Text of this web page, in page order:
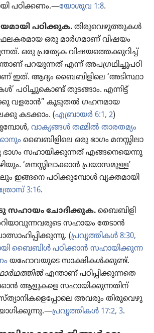
പഠിക്കണം.—യോശുവ 1:8.
പഠിക്കുക. തിരു​വെ​ഴു​ത്തു​കൾ
ഫലകര​മാ​യ ഒരു മാർഗ​മാണ്‌ വിഷയം
ഒരു പ്രത്യേക വിഷയ​ത്തെ​ക്കു​റിച്ച്‌
പറയു​ന്നത്‌ എന്ന്‌ അപഗ്ര​ഥി​ച്ചു​പ​ഠി​
ഇത്‌. ആദ്യം ബൈബി​ളി​ലെ ‘അടിസ്ഥാ​
പഠിച്ചു​കൊണ്ട്‌ തുടങ്ങാം. എന്നിട്ട്‌
വളരാൻ” കൂടുതൽ ഗഹനമായ
കടക്കാം. (എബ്രായർ 6:1, 2)
വാക്യങ്ങൾ തമ്മിൽ താരത​മ്യം
ബൈബി​ളി​ലെ ഒരു ഭാഗം മനസ്സി​ലാ​
ഭാഗം സഹായി​ക്കു​ന്നത്‌ എങ്ങനെ​യെ​ന്നു
‘മനസ്സി​ലാ​ക്കാൻ പ്രയാ​സ​മു​ള്ള’
ഇങ്ങനെ പഠിക്കു​മ്പോൾ വ്യക്തമാ​യി​
3:16.
സഹായം ചോദി​ക്കു​ക. ബൈബി​ളി​
സഹായം തേടാൻ
(പ്രവൃത്തികൾ 8:30,
ബൈബിൾ പഠിക്കാൻ സഹായി​ക്കു​ന്ന
യഹോ​വ​യു​ടെ സാക്ഷി​കൾക്കുണ്ട്‌.
എന്താണ്‌ പഠിപ്പി​ക്കു​ന്ന​തെ​
ആളുകളെ സഹായി​ക്കു​ന്ന​തിന്‌
അവരും തിരു​വെ​ഴു​
പ്രവൃ​ത്തി​കൾ 17:2, 3.